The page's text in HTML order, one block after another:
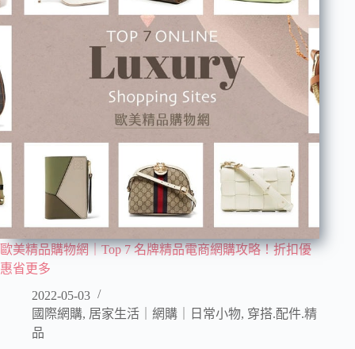
歐美精品購物網｜Top 7 名牌精品電商網購攻略！折扣優
惠省更多
2022-05-03
國際網購, 居家生活｜網購｜日常小物, 穿搭.配件.精
品